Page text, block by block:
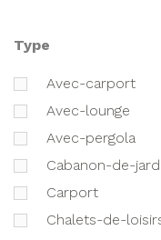
Type
avec-carport
avec-lounge
avec-pergola
cabanon-de-
carport
chalets-de-